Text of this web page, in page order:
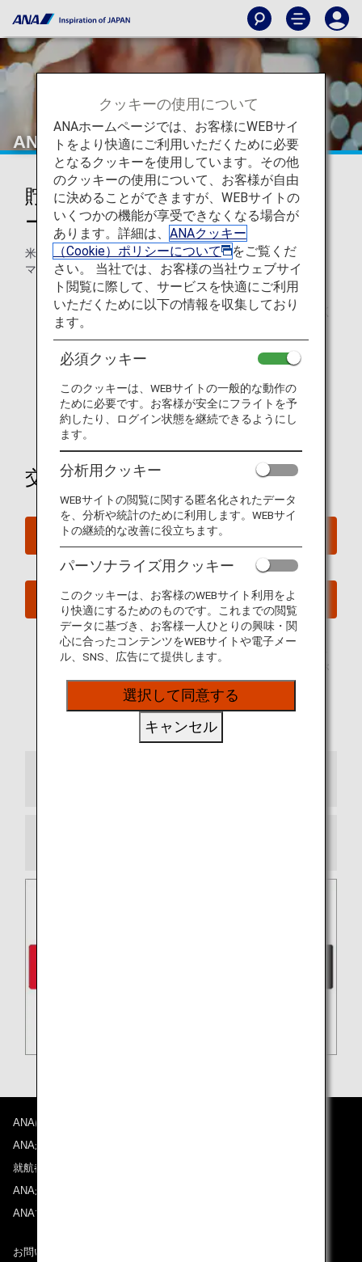
ANAマイレージクラブe-ギフトカード
貯まったマイルを各種ANAマイレ
ージクラブe-ギフトカードへ交換
米国にANAマイレージクラブ登録住所をお持ちのお客様は、
マイルを各種e-ギフトカードへ交換いただけます。
* 本サービスの利用は米国在住のお客様のみとなりま
す。米国居住証明書類のご提示をお願いさせていただく
場合があります。
4,500マイル：25USD分のe-ギフトカード
9,000マイル：50USD分のe-ギフトカード
18,000マイル：100USD分のe-ギフトカード
交換をお申し込みされますか？
交換はこちらから
交換はこちらから
交換用コードは、ANAに代わり提携ウェブサイト（以
下、Tremendous社）から送信されます。e-ギフトカー
ドの交換は、Tremendous社のウェブサイトへの遷移が
必要となります。
お客様へ交換用リンクが送信されますので、有効なEメ
ールアドレスが必要となります。
ANAについて
ANAからのお知らせ
就航都市
ANAがお約束する体験
ANAマイレージクラブ
お問い合わせ
クッキーの使用について
ANAホームページでは、お客様にWEBサイ
トをより快適にご利用いただくために必要
となるクッキーを使用しています。その他
のクッキーの使用について、お客様が自由
に決めることができますが、WEBサイトの
いくつかの機能が享受できなくなる場合が
あります。詳細は、 ANAクッキー
（Cookie）ポリシーについて
をご覧くだ
さい。 当社では、お客様の当社ウェブサイ
ト閲覧に際して、サービスを快適にご利用
いただくために以下の情報を収集しており
ます。
必須クッキー
このクッキーは、WEBサイトの一般的な動作の
ために必要です。お客様が安全にフライトを予
約したり、ログイン状態を継続できるようにし
ます。
分析用クッキー
WEBサイトの閲覧に関する匿名化されたデータ
を、分析や統計のために利用します。WEBサイ
トの継続的な改善に役立ちます。
パーソナライズ用クッキー
このクッキーは、お客様のWEBサイト利用をよ
り快適にするためのものです。これまでの閲覧
データに基づき、お客様一人ひとりの興味・関
心に合ったコンテンツをWEBサイトや電子メー
ル、SNS、広告にて提供します。
選択して同意する
キャンセル